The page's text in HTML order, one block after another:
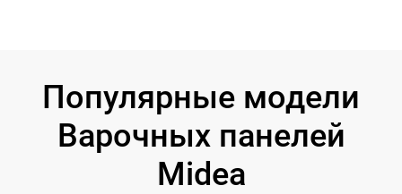
Популярные модели
Варочных панелей
Midea